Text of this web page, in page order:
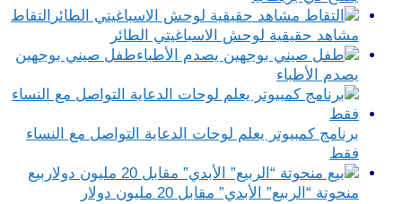
التقاط
مشاهد حقيقية لوحش الاسباغيتي الطائر
طفل صيني بوجهين
يصدم الأطباء
برنامج كمبيوتر يعلم لوحات الدعاية التواصل مع النساء
فقط
بيع
منحوتة “الربيع” الأبدي” مقابل 20 مليون دولار